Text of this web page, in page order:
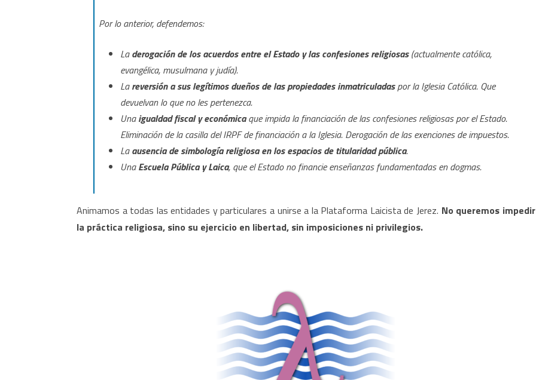
Por lo anterior, defendemos:
Laderogación de los acuerdos entre el Estado y las confesiones religiosas(actualmente católica,
evangélica, musulmana y judía).
Lareversión a sus legítimos dueños de las propiedades inmatriculadaspor la Iglesia Católica. Que
devuelvan lo que no les pertenezca.
Unaigualdad fiscal y económicaque impida la financiación de las confesiones religiosas por el Estado.
Eliminación de la casilla del IRPF de financiación a la Iglesia. Derogación de las exenciones de impuestos.
Laausencia de simbología religiosa en los espacios de titularidad pública.
UnaEscuela Pública y Laica, que el Estado no financie enseñanzas fundamentadas en dogmas.
Animamos a todas las entidades y particulares a unirse a la Plataforma Laicista de Jerez. No queremos impedir
la práctica religiosa, sino su ejercicio en libertad, sin imposiciones ni privilegios.